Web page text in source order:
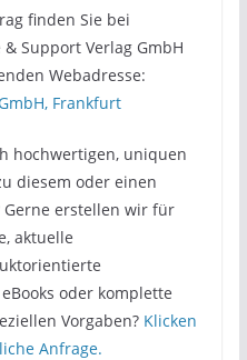
finden Sie bei
Support Verlag GmbH
Webadresse:
Frankfurt
hochwertigen, uniquen
diesem oder einen
erstellen wir für
aktuelle
oder komplette
Vorgaben? Klicken
Anfrage.